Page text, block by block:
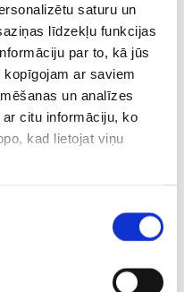
saturu un
līdzekļu funkcijas
par to, kā jūs
ar saviem
un analīzes
citu informāciju, ko
kad lietojat viņu
līdzjutējiem apmeklēt
mačus pret “Hapoel”
Minhenē noslēdzas
svinībām un “Real”
“Arsenal” līksmo galotnē